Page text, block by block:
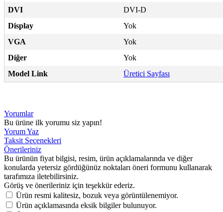
DVI
DVI-D
Display
Yok
VGA
Yok
Diğer
Yok
Model Link
Üretici Sayfası
Yorumlar
Bu ürüne ilk yorumu siz yapın!
Yorum Yaz
Taksit Seçenekleri
Önerileriniz
Bu ürünün fiyat bilgisi, resim, ürün açıklamalarında ve diğer
konularda yetersiz gördüğünüz noktaları öneri formunu kullanarak
tarafımıza iletebilirsiniz.
Görüş ve önerileriniz için teşekkür ederiz.
Ürün resmi kalitesiz, bozuk veya görüntülenemiyor.
Ürün açıklamasında eksik bilgiler bulunuyor.